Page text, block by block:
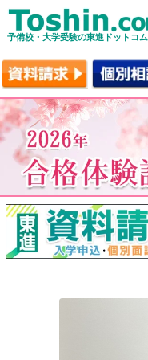
予備校・大学受験の東進ドットコム